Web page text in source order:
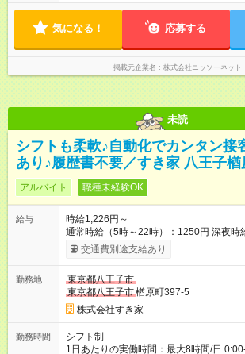
気になる！ 応募する
掲載元企業名 株式会社ニッソーネット
未読
シフトも柔軟♪自動化でカンタン
あり♪履歴書不要／すき家 八王子楢
アルバイト 職種未経験OK
給与
時給1,226円～
通常時給（5時～22時）：1250円 深夜時
1563円 高校生時給：1226円 【特別手当】早朝手当（5：00-9：
00）時給+150円 【試用期間】試用期間あり 試用期間の長さ：1
30日（※条件変更なし）ですが、切り上
ただきます。 研修制度あり：15時間(研修
交通費別途支給あり
勤務地
東京都八王子市
東京都八王子市楢原町397-5
株式会社すき家
勤務時間
シフト制
1日あたりの実働時間：最大8時間/日